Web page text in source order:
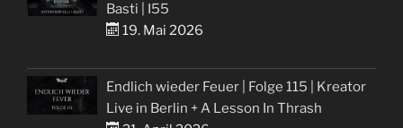
Basti | I55
19. Mai 2026
Endlich wieder Feuer | Folge 115 | Kreator
Live in Berlin + A Lesson In Thrash